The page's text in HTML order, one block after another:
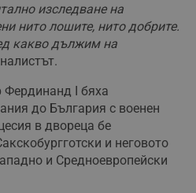
изследване на
нито лошите, нито добрите.
какво дължим на
Фердинанд I бяха
до България с военен
в двореца бе
и неговото
и Средноевропейски